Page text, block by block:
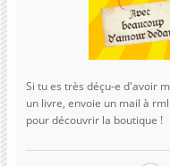
Si tu es très déçu-e d'avoir
un livre, envoie un mail à
pour découvrir la boutique !